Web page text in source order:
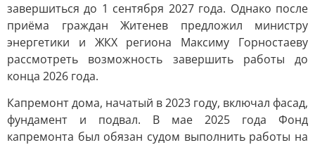
завершиться до 1 сентября 2027 года. Однако после
приёма граждан Житенев предложил министру
энергетики и ЖКХ региона Максиму Горностаеву
рассмотреть возможность завершить работы до
конца 2026 года.
Капремонт дома, начатый в 2023 году, включал фасад,
фундамент и подвал. В мае 2025 года Фонд
капремонта был обязан судом выполнить работы на